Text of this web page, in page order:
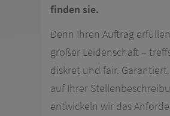
finden sie.
Denn Ihren Auftrag
großer Leidenschaft –
diskret und fair.
auf Ihrer
entwickeln wir das